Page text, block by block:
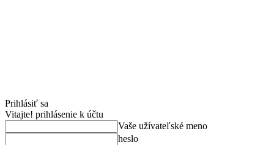
Prihlásiť sa
Vitajte! prihlásenie k účtu
Vaše užívateľské meno
heslo